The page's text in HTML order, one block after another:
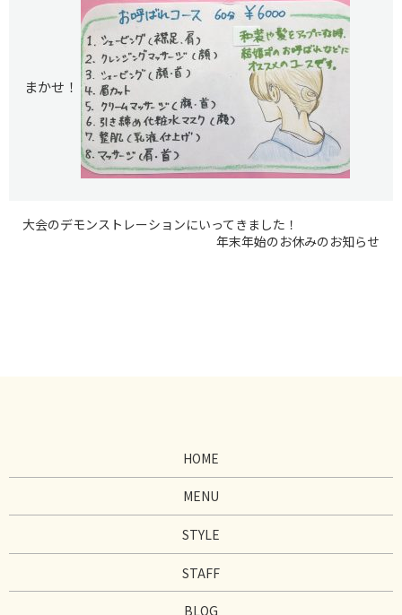
まかせ！
大会のデモンストレーションにいってきました！
年末年始のお休みのお知らせ
HOME
MENU
STYLE
STAFF
BLOG